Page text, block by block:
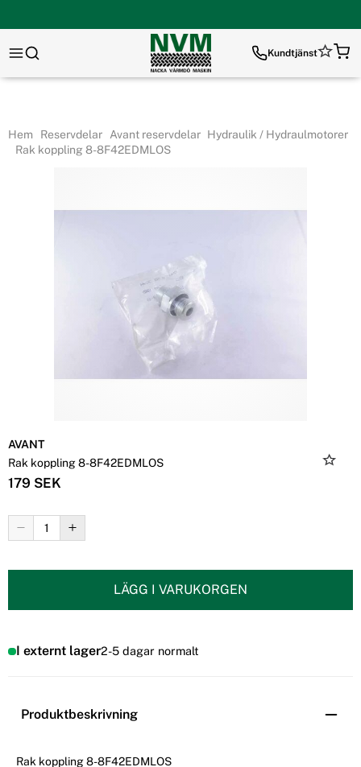
Kundtjänst
Hem Reservdelar Avant reservdelar Hydraulik / Hydraulmotorer
Rak koppling 8-8F42EDMLOS
AVANT
Rak koppling 8-8F42EDMLOS
179 SEK
LÄGG I VARUKORGEN
I externt lager2-5 dagar normalt
Produktbeskrivning
Rak koppling 8-8F42EDMLOS